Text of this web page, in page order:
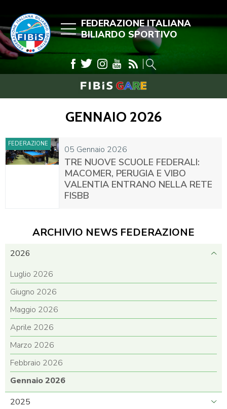
FEDERAZIONE ITALIANA
BILIARDO SPORTIVO
GENNAIO 2026
05 Gennaio 2026
FEDERAZIONE
TRE NUOVE SCUOLE FEDERALI:
MACOMER, PERUGIA E VIBO
VALENTIA ENTRANO NELLA RETE
FISBB
ARCHIVIO NEWS FEDERAZIONE
2026
Luglio 2026
Giugno 2026
Maggio 2026
Aprile 2026
Marzo 2026
Febbraio 2026
Gennaio 2026
2025